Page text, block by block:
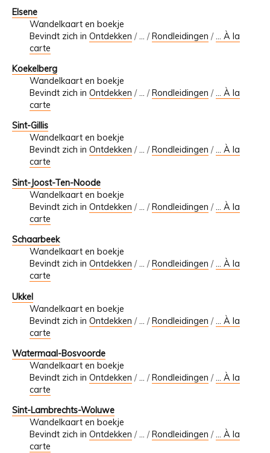
Elsene
Wandelkaart en boekje
Bevindt zich in Ontdekken /… /Rondleidingen /... À la
carte
Koekelberg
Wandelkaart en boekje
Bevindt zich in Ontdekken /… /Rondleidingen /... À la
carte
Sint-Gillis
Wandelkaart en boekje
Bevindt zich in Ontdekken /… / Rondleidingen /... À la
carte
Sint-Joost-Ten-Noode
Wandelkaart en boekje
Bevindt zich in Ontdekken /… /Rondleidingen /... À la
carte
Schaarbeek
Wandelkaart en boekje
Bevindt zich in Ontdekken /… /Rondleidingen /... À la
carte
Ukkel
Wandelkaart en boekje
Bevindt zich in Ontdekken / /Rondleidingen /
... À la
carte
Watermaal-Bosvoorde
Wandelkaart en boekje
Bevindt zich in Ontdekken /… /Rondleidingen /... À la
carte
Sint-Lambrechts-Woluwe
Wandelkaart en boekje
Bevindt zich in Ontdekken /… / Rondleidingen /... À la
carte